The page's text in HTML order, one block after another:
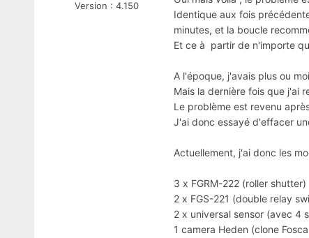
Version : 4.150
Identique aux fois
minutes, et la boucle
Et ce à partir de n'importe
A l'époque, j'avais plus ou
Mais la dernière fois que j'ai
Le problème est revenu
J'ai donc essayé d'effacer
Actuellement, j'ai donc les
3 x FGRM-222 (roller shutter)
2 x FGS-221 (double relay
2 x universal sensor (avec 4
1 camera Heden (clone